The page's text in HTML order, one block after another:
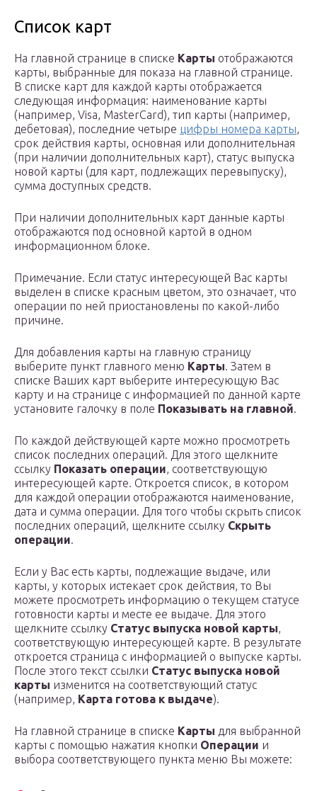
Список карт
На главной странице в списке Карты отображаются
карты, выбранные для показа на главной странице.
В списке карт для каждой карты отображается
следующая информация: наименование карты
(например, Visa, MasterCard), тип карты (например,
дебетовая), последние четыре цифры номера карты,
срок действия карты, основная или дополнительная
(при наличии дополнительных карт), статус выпуска
новой карты (для карт, подлежащих перевыпуску),
сумма доступных средств.
При наличии дополнительных карт данные карты
отображаются под основной картой в одном
информационном блоке.
Примечание. Если статус интересующей Вас карты
выделен в списке красным цветом, это означает, что
операции по ней приостановлены по какой-либо
причине.
Для добавления карты на главную страницу
выберите пункт главного меню Карты. Затем в
списке Ваших карт выберите интересующую Вас
карту и на странице c информацией по данной карте
установите галочку в поле Показывать на главной.
По каждой действующей карте можно просмотреть
список последних операций. Для этого щелкните
ссылку Показать операции, соответствующую
интересующей карте. Откроется список, в котором
для каждой операции отображаются наименование,
дата и сумма операции. Для того чтобы скрыть список
последних операций, щелкните ссылку Скрыть
операции.
Если у Вас есть карты, подлежащие выдаче, или
карты, у которых истекает срок действия, то Вы
можете просмотреть информацию о текущем статусе
готовности карты и месте ее выдаче. Для этого
щелкните ссылку Статус выпуска новой карты,
соответствующую интересующей карте. В результате
откроется страница с информацией о выпуске карты.
После этого текст ссылки Статус выпуска новой
карты изменится на соответствующий статус
(например, Карта готова к выдаче).
На главной странице в списке Карты для выбранной
карты с помощью нажатия кнопки Операции и
выбора соответствующего пункта меню Вы можете: